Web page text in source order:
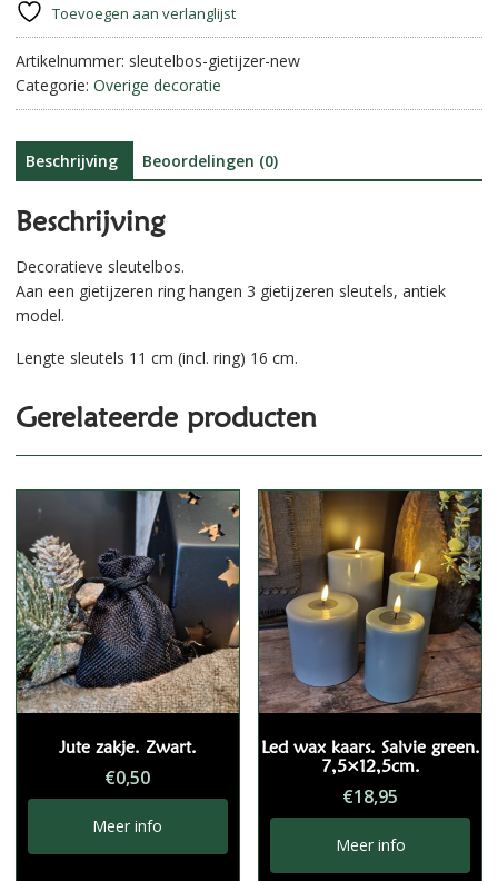
n
i
:
Toevoegen aan verlanglijst
Artikelnummer: sleutelbos-gietijzer-new
Categorie: Overige decoratie
Beschrijving Beoordelingen (0)
Beschrijving
Decoratieve sleutelbos.
Aan een gietijzeren ring hangen 3 gietijzeren sleutels, antiek
model.
Lengte sleutels 11 cm (incl. ring) 16 cm.
Gerelateerde producten
Jute zakje. Zwart.
€0,50
Meer info
Led wax kaars. Salvie green.
7,5×12,5cm.
€18,95
Meer info